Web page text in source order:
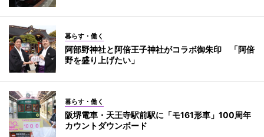
暮らす・働く
阿部野神社と阿倍王子神社がコラボ御朱印 「阿倍
野を盛り上げたい」
暮らす・働く
阪堺電車・天王寺駅前駅に「モ161形車」100周年
カウントダウンボード